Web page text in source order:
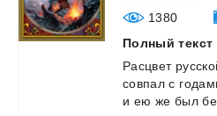
1380
Полный текст
Расцвет
совпал с
и ею же был